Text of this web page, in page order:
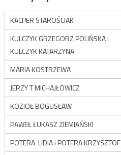
KACPER STAROŚCIAK
KULCZYK GRZEGORZ POLIŃSKA i
KULCZYK KATARZYNA
MARIA KOSTRZEWA
JERZY T MICHAJŁOWICZ
KOZIOŁ BOGUSŁAW
PAWEŁ ŁUKASZ ZIEMIAŃSKI
POTERA LIDIA i POTERA KRZYSZTOF